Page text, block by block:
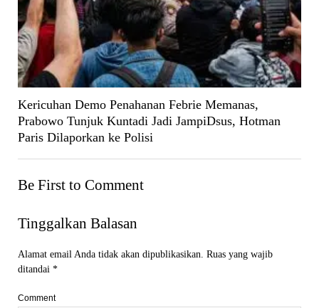
Kericuhan Demo Penahanan Febrie Memanas,
Prabowo Tunjuk Kuntadi Jadi JampiDsus, Hotman
Paris Dilaporkan ke Polisi
Be First to Comment
Tinggalkan Balasan
Alamat email Anda tidak akan dipublikasikan. Ruas yang wajib
ditandai *
Comment